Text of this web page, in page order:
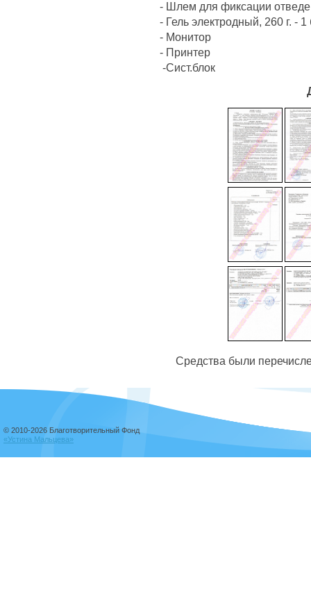
- Шлем для фиксации
- Гель электродный, 260 г. - 1
- Монитор
- Принтер
-Сист.блок
Средства были
© 2010-2026 Благотворительный Фонд
«Устина Мальцева»